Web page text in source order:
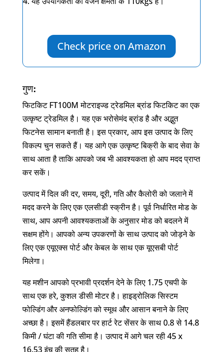
Check price on Amazon
गुण:
फिटकिट FT100M मोटराइज्ड ट्रेडमिल ब्रांड फिटकिट का एक
उत्कृष्ट ट्रेडमिल है। यह एक भरोसेमंद ब्रांड है और अद्भुत
फिटनेस सामान बनाती है। इस प्रकार, आप इस उत्पाद के लिए
विकल्प चुन सकते हैं। यह आगे एक उत्कृष्ट बिक्री के बाद सेवा के
साथ आता है ताकि आपको जब भी आवश्यकता हो आप मदद प्राप्त
कर सकें।
उत्पाद में दिल की दर, समय, दूरी, गति और कैलोरी को जलाने में
मदद करने के लिए एक एलसीडी स्क्रीन है। पूर्व निर्धारित मोड के
साथ, आप अपनी आवश्यकताओं के अनुसार मोड को बदलने में
सक्षम होंगे। आपको अन्य उपकरणों के साथ उत्पाद को जोड़ने के
लिए एक एयूएक्स पोर्ट और केबल के साथ एक यूएसबी पोर्ट
मिलेगा।
यह मशीन आपको प्रभावी प्रदर्शन देने के लिए 1.75 एचपी के
साथ एक हरे, कुशल डीसी मोटर है। हाइड्रोलिक सिस्टम
फोल्डिंग और अनफोल्डिंग को स्मूथ और आसान बनाने के लिए
अच्छा है। इसमें हैंडलबार पर हार्ट रेट सेंसर के साथ 0.8 से 14.8
किमी / घंटा की गति सीमा है। उत्पाद में आगे चल रही 45 x
16.53 इंच की सतह है।